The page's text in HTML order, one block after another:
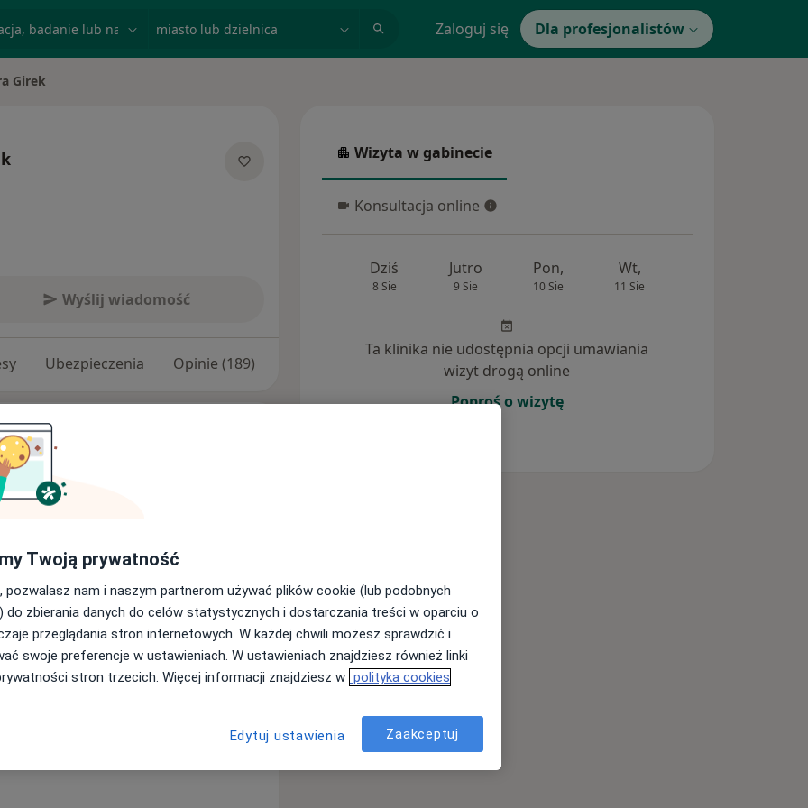
Zaloguj się Dla profesjonalistów
Girek
Wyślij wiadomość
Ubezpieczenia Opinie (189)
na Wydziale Nauk o Żywności i
Lublinie, na kierunku żywienia
nie tylko moim zawodem, ale
celem jest reedukacja żywieniowa
Każdego dnia udowadniam
przyjemna i przebiegać bez
pomagam wzmacniać motywację,
stanu zdrowia oraz postępów
przyczyn chorób, a nie
Wizyta w gabinecie
Wizyta w gabinecie
Konsultacja online
Konsultacja online
Dziś
8 Sie
Jutro
9 Sie
Pon,
10 Sie
Wt,
11 Sie
Ta klinika nie udostępnia opcji umawiania
wizyt drogą online
Poproś o wizytę
Twoją prywatność
pozwalasz nam i naszym partnerom używać plików cookie (lub podobnych
do zbierania danych do celów statystycznych i dostarczania treści w oparciu o
przeglądania stron internetowych. W każdej chwili możesz sprawdzić i
swoje preferencje w ustawieniach. W ustawieniach znajdziesz również linki
stron trzecich. Więcej informacji znajdziesz w polityka cookies
Edytuj ustawienia Zaakceptuj